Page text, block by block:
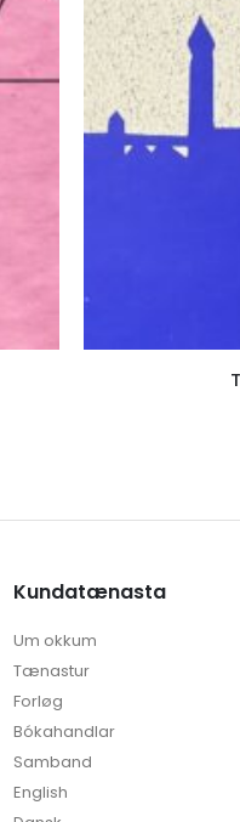
Kundatænasta
Um okkum
Tænastur
Forløg
Bókahandlar
Samband
English